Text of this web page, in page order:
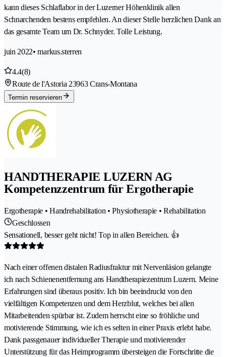
kann dieses Schlaflabor in der Luzerner Höhenklinik allen
Schnarchenden bestens empfehlen. An dieser Stelle herzlichen Dank an
das gesamte Team um Dr. Schnyder. Tolle Leistung.
juin 2022• markus.sterren
4.4(8)
Route de l'Astoria 23963 Crans-Montana
Termin reservieren
HANDTHERAPIE LUZERN AG
Kompetenzzentrum für Ergotherapie
Ergotherapie • Handrehabilitation • Physiotherapie • Rehabilitation
Geschlossen
Sensationell, besser geht nicht! Top in allen Bereichen. 👍
Nach einer offenen distalen Radiusfraktur mit Nervenläsion gelangte
ich nach Schienenentfernung ans Handtherapiezentrum Luzern. Meine
Erfahrungen sind überaus positiv. Ich bin beeindruckt von den
vielfältigen Kompetenzen und dem Herzblut, welches bei allen
Mitarbeitenden spürbar ist. Zudem herrscht eine so fröhliche und
motivierende Stimmung, wie ich es selten in einer Praxis erlebt habe.
Dank passgenauer individueller Therapie und motivierender
Unterstützung für das Heimprogramm übersteigen die Fortschritte die